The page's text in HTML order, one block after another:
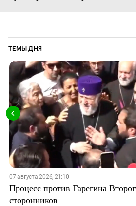
ТЕМЫ ДНЯ
07 августа 2026, 21:10
Процесс против Гарегина
сторонников